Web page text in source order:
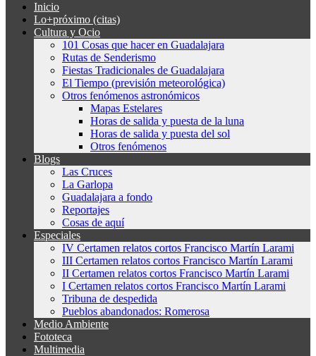
Inicio
Lo+próximo (citas)
Cultura y Ocio
101 Cosas que hacer en Guadalajara
Rutas de Senderismo
Fiestas Tradicionales de Guadalajara
El Tiempo (previsión meteorológica)
Otros fenómenos astronómicos
Mapas Estelares
Horas de salida y puesta de la luna
Horas de salida y puesta del sol
Otros fenómenos
Blogs
Las Cruces
La Garlopa
Guadalajara a fondo
Reportajes
Cosas de aquí
Especiales
IV Certamen relatos cortos Francisco Martín Larami
III Certamen relatos cortos Francisco Martín Larami
II Certamen relatos cortos Francisco Martín Larami
I Certamen relatos cortos Francisco Martín Larami
Tribuna de despedida
Pueblos abandonados: Romerosa
Medio Ambiente
Fototeca
Multimedia